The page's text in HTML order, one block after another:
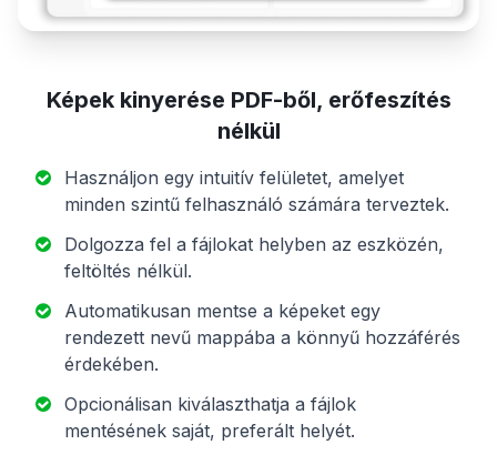
Képek kinyerése PDF-ből, erőfeszítés
nélkül
Használjon egy intuitív felületet, amelyet
minden szintű felhasználó számára terveztek.
Dolgozza fel a fájlokat helyben az eszközén,
feltöltés nélkül.
Automatikusan mentse a képeket egy
rendezett nevű mappába a könnyű hozzáférés
érdekében.
Opcionálisan kiválaszthatja a fájlok
mentésének saját, preferált helyét.